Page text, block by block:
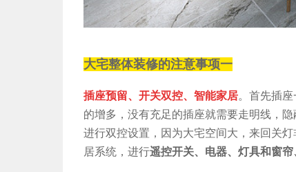
大宅整体装修的注意事项一
插座预留、开关双控、智能家居。首先插
的增多，没有充足的插座就需要走明线，
进行双控设置，因为大宅空间大，来回关
居系统，进行遥控开关、电器、灯具和窗